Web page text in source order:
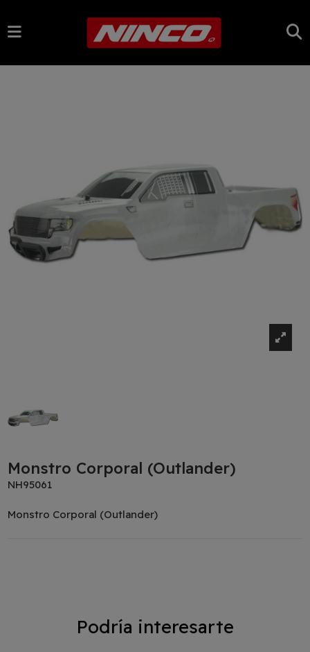
Monstro Corporal (Outlander)
NH95061
Monstro Corporal (Outlander)
Podría interesarte